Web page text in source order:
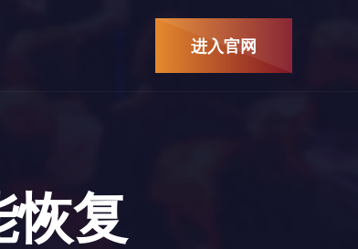
进入官网
复